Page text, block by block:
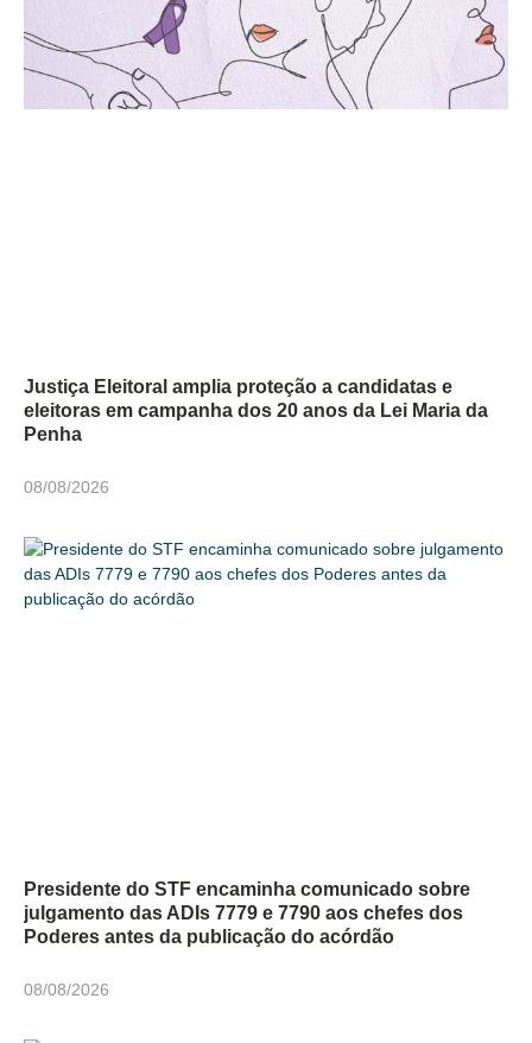
Justiça Eleitoral amplia proteção a candidatas e
eleitoras em campanha dos 20 anos da Lei Maria da
Penha
08/08/2026
Presidente do STF encaminha comunicado sobre
julgamento das ADIs 7779 e 7790 aos chefes dos
Poderes antes da publicação do acórdão
08/08/2026